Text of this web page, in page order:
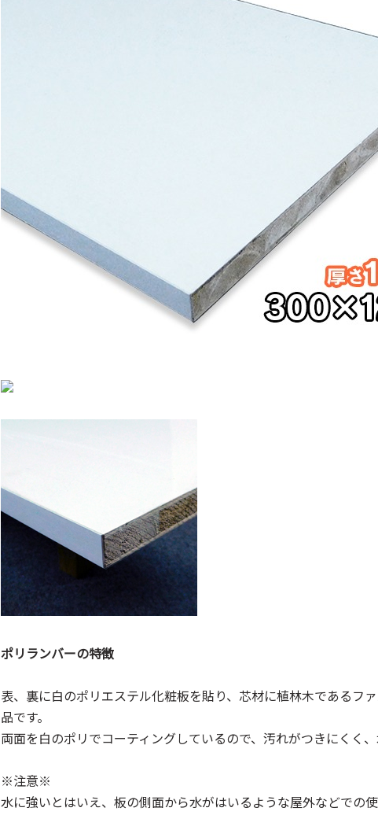
ポリランバーの特徴
表、裏に白のポリエステル化粧板を貼り、芯材に植林木であるフ
品です。
両面を白のポリでコーティングしているので、汚れがつきにくく
※注意※
水に強いとはいえ、板の側面から水がはいるような屋外などでの